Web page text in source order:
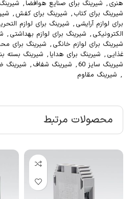
هنری , شیرینگ برای صنایع هوافضا ,
شیرینگ برای کتاب , شیرینگ برای کفش ,
برای لوازم آرایشی , شیرینگ برای لوازم
الکترونیکی , شیرینگ برای لوازم بهداشتی ,
شیرینگ برای لوازم خانگی , شیرینگ برای
غذایی , شیرینگ برای هدایا , شیرینگ بسته
شیرینگ سایز 60
, شیرینگ شفاف , شیرینگ
, شیرینگ مقاوم
محصولات مرتبط